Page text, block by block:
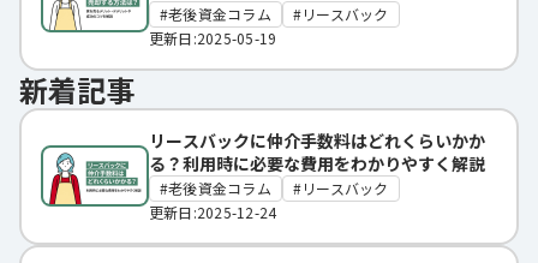
老後資金コラム
リースバック
更新日:2025-05-19
新着記事
リースバックに仲介手数料はどれくらいかか
る？利用時に必要な費用をわかりやすく解説
老後資金コラム
リースバック
更新日:2025-12-24